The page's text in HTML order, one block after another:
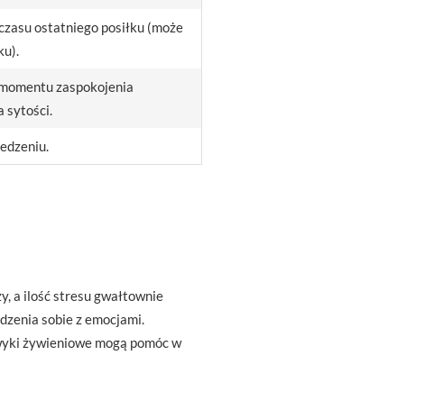
ostatniego posiłku (może
zaspokojenia
sytości.
a ilość stresu gwałtownie
sobie z emocjami.
żywieniowe mogą pomóc w